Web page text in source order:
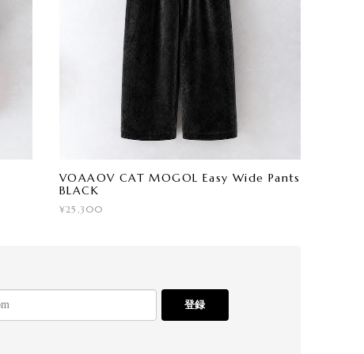
VOAAOV CAT MOGOL Easy Wide Pants
BLACK
¥25,300
登録